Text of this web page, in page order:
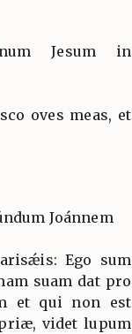
Jesum in
oves meas, et
Joánnem
Ego sum
suam dat pro
et qui non est
videt lupum